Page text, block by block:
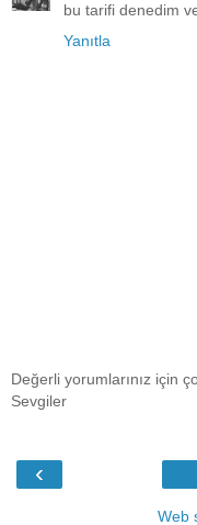
bu tarifi denedim
Yanıtla
Değerli yorumlarınız için
Sevgiler
‹
Web